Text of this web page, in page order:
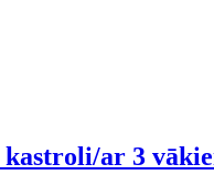
kastroli/ar 3